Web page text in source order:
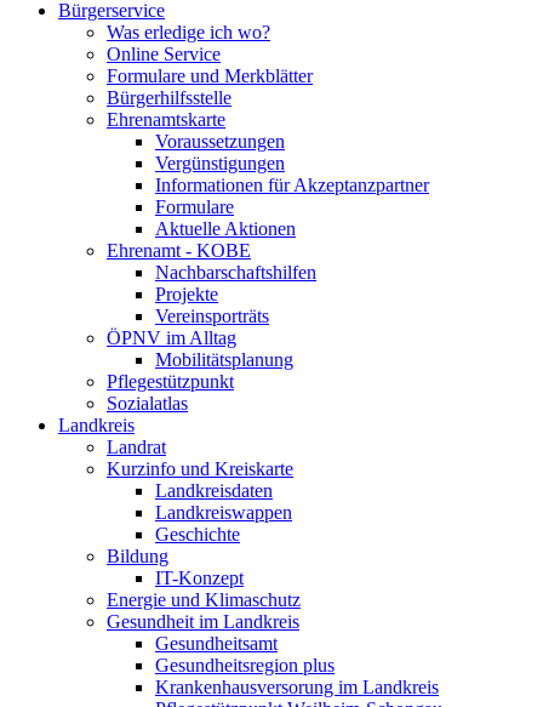
Bürgerservice
Was erledige ich wo?
Online Service
Formulare und Merkblätter
Bürgerhilfsstelle
Ehrenamtskarte
Voraussetzungen
Vergünstigungen
Informationen für Akzeptanzpartner
Formulare
Aktuelle Aktionen
Ehrenamt - KOBE
Nachbarschaftshilfen
Projekte
Vereinsporträts
ÖPNV im Alltag
Mobilitätsplanung
Pflegestützpunkt
Sozialatlas
Landkreis
Landrat
Kurzinfo und Kreiskarte
Landkreisdaten
Landkreiswappen
Geschichte
Bildung
IT-Konzept
Energie und Klimaschutz
Gesundheit im Landkreis
Gesundheitsamt
Gesundheitsregion plus
Krankenhausversorung im Landkreis